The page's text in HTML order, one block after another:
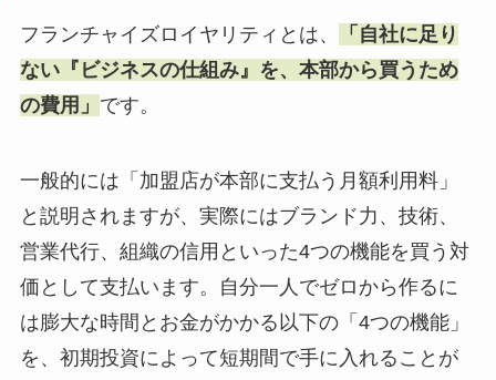
フランチャイズロイヤリティとは、
「自社に足り
ない『ビジネスの仕組み』を、本部から買うため
の費用」 です。
一般的には「加盟店が本部に支払う月額利用料」
と説明されますが、実際にはブランド力、技術、
営業代行、組織の信用といった4つの機能を買う対
価として支払います。自分一人でゼロから作るに
は膨大な時間とお金がかかる以下の「4つの機能」
を、初期投資によって短期間で手に入れることが